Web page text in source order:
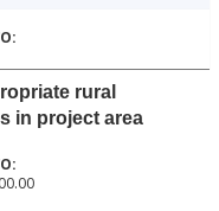
rural
in project area